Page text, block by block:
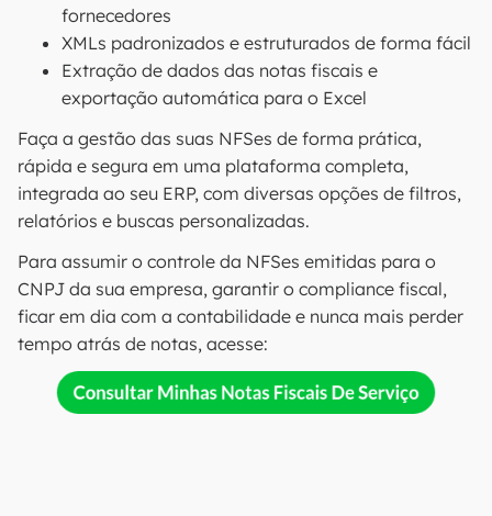
fornecedores
XMLs padronizados e estruturados de forma fácil
Extração de dados das notas fiscais e
exportação automática para o Excel
Faça a gestão das suas NFSes de forma prática,
rápida e segura em uma plataforma completa,
integrada ao seu ERP, com diversas opções de filtros,
relatórios e buscas personalizadas.
Para assumir o controle da NFSes emitidas para o
CNPJ da sua empresa, garantir o compliance fiscal,
ficar em dia com a contabilidade e nunca mais perder
tempo atrás de notas, acesse: